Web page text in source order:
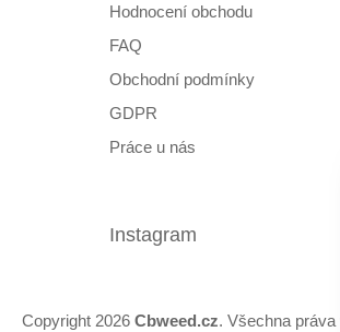
Hodnocení obchodu
FAQ
Obchodní podmínky
GDPR
Práce u nás
Instagram
Copyright 2026 Cbweed.cz. Všechna